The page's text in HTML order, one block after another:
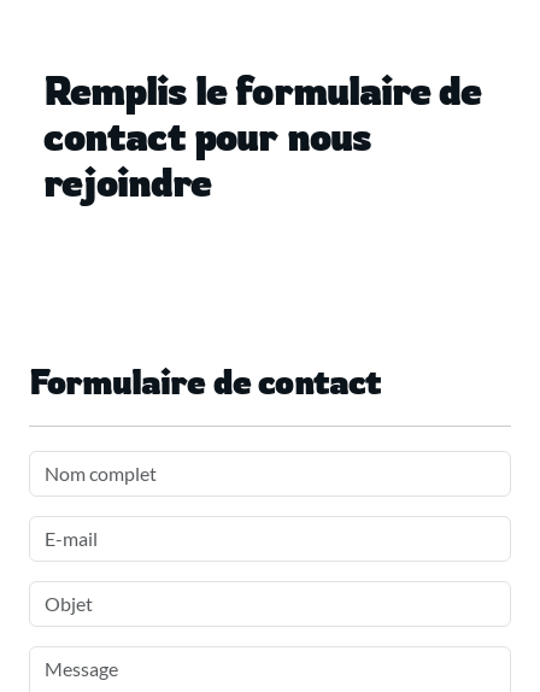
Remplis le formulaire de
contact pour nous
rejoindre
Formulaire de contact